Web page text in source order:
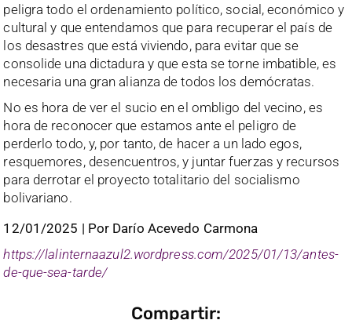
peligra todo el ordenamiento político, social, económico y
cultural y que entendamos que para recuperar el país de
los desastres que está viviendo, para evitar que se
consolide una dictadura y que esta se torne imbatible, es
necesaria una gran alianza de todos los demócratas.
No es hora de ver el sucio en el ombligo del vecino, es
hora de reconocer que estamos ante el peligro de
perderlo todo, y, por tanto, de hacer a un lado egos,
resquemores, desencuentros, y juntar fuerzas y recursos
para derrotar el proyecto totalitario del socialismo
bolivariano.
12/01/2025 | Por Darío Acevedo Carmona
https://lalinternaazul2.wordpress.com/2025/01/13/antes-
de-que-sea-tarde/
Compartir: